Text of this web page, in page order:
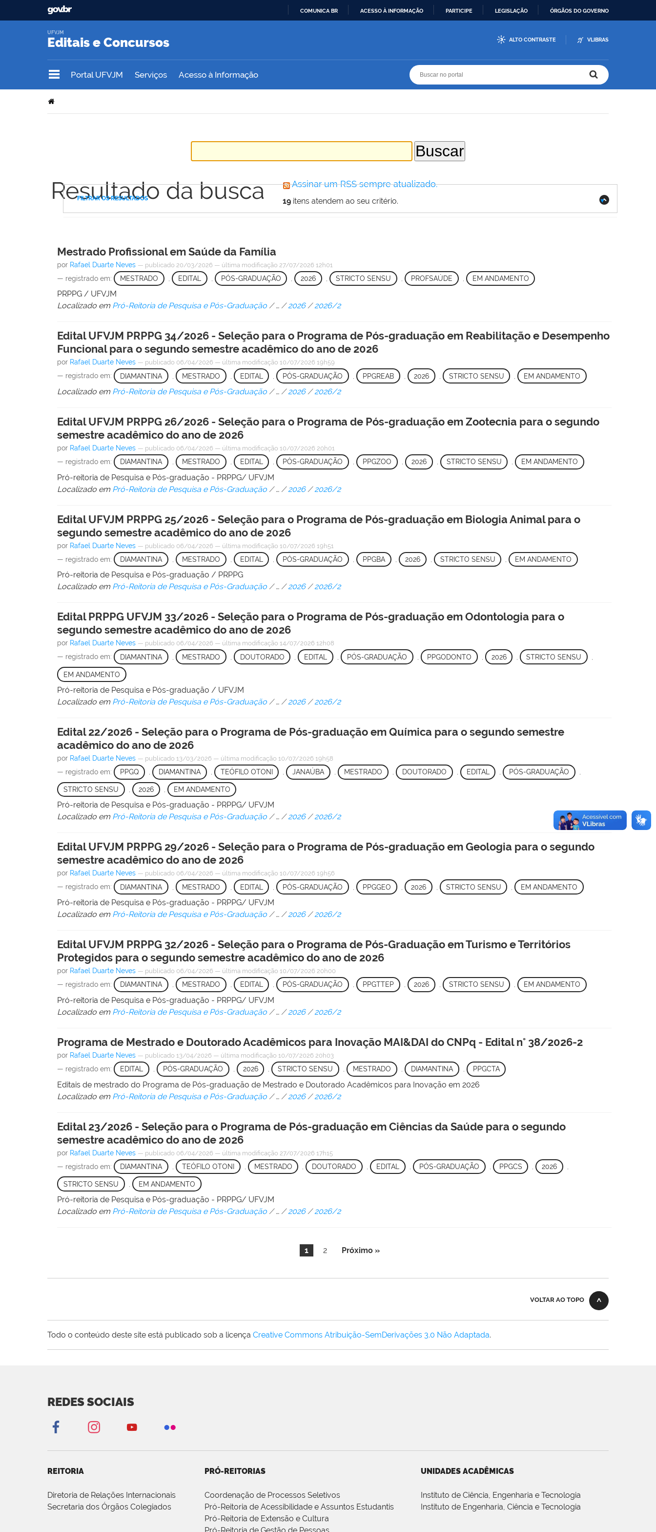
COMUNICA BR ACESSO À INFORMAÇÃO PARTICIPE LEGISLAÇÃO ÓRGÃOS DO GOVERNO
Editais e Concursos
UFVJM
ALTO CONTRASTE VLIBRAS
Portal UFVJM Serviços Acesso à Informação
Resultado da busca Assinar um RSS sempre atualizado.
19itens atendem ao seu critério.
FILTRAR OS RESULTADOS
Mestrado Profissional em Saúde da Família
por Rafael Duarte Neves — publicado 20/03/2026 — última modificação 27/07/2026 12h01
— registrado em: MESTRADO EDITAL PÓS-GRADUAÇÃO , 2026 , STRICTO SENSU PROFSAÚDE EM ANDAMENTO
PRPPG / UFVJM
Localizado em Pró-Reitoria de Pesquisa e Pós-Graduação /…/2026 /2026/2
Edital UFVJM PRPPG 34/2026 - Seleção para o Programa de Pós-graduação em Reabilitação e Desempenho
Funcional para o segundo semestre acadêmico do ano de 2026
por Rafael Duarte Neves — publicado 06/04/2026 — última modificação 10/07/2026 19h59
— registrado em: DIAMANTINA MESTRADO EDITAL , PÓS-GRADUAÇÃO , PPGREAB 2026 STRICTO SENSU , EM ANDAMENTO
Localizado em Pró-Reitoria de Pesquisa e Pós-Graduação /…/2026 /2026/2
Edital UFVJM PRPPG 26/2026 - Seleção para o Programa de Pós-graduação em Zootecnia para o segundo
semestre acadêmico do ano de 2026
por Rafael Duarte Neves — publicado 06/04/2026 — última modificação 10/07/2026 20h01
— registrado em: DIAMANTINA , MESTRADO , EDITAL , PÓS-GRADUAÇÃO , PPGZOO , 2026 , STRICTO SENSU , EM ANDAMENTO
Pró-reitoria de Pesquisa e Pós-graduação - PRPPG/ UFVJM
Localizado em Pró-Reitoria de Pesquisa e Pós-Graduação /… /2026 /2026/2
Edital UFVJM PRPPG 25/2026 - Seleção para o Programa de Pós-graduação em Biologia Animal para o
segundo semestre acadêmico do ano de 2026
por Rafael Duarte Neves — publicado 06/04/2026 — última modificação 10/07/2026 19h51
— registrado em: DIAMANTINA MESTRADO EDITAL , PÓS-GRADUAÇÃO , PPGBA 2026 STRICTO SENSU , EM ANDAMENTO
Pró-reitoria de Pesquisa e Pós-graduação / PRPPG
Localizado em Pró-Reitoria de Pesquisa e Pós-Graduação /…/2026 /2026/2
Edital PRPPG UFVJM 33/2026 - Seleção para o Programa de Pós-graduação em Odontologia para o
segundo semestre acadêmico do ano de 2026
por Rafael Duarte Neves — publicado 06/04/2026 — última modificação 14/07/2026 12h08
— registrado em: DIAMANTINA MESTRADO DOUTORADO , EDITAL , PÓS-GRADUAÇÃO PPGODONTO 2026 , STRICTO SENSU
EM ANDAMENTO
Pró-reitoria de Pesquisa e Pós-graduação / UFVJM
Localizado em Pró-Reitoria de Pesquisa e Pós-Graduação /…/2026 /2026/2
Edital 22/2026 - Seleção para o Programa de Pós-graduação em Química para o segundo semestre
acadêmico do ano de 2026
por Rafael Duarte Neves — publicado 13/03/2026 — última modificação 10/07/2026 19h58
— registrado em: PPGQ , DIAMANTINA , TEÓFILO OTONI , JANAÚBA , MESTRADO , DOUTORADO , EDITAL , PÓS-GRADUAÇÃO ,
STRICTO SENSU 2026 EM ANDAMENTO
Pró-reitoria de Pesquisa e Pós-graduação - PRPPG/ UFVJM
Localizado em Pró-Reitoria de Pesquisa e Pós-Graduação /…/2026 /2026/2
Edital UFVJM PRPPG 29/2026 - Seleção para o Programa de Pós-graduação em Geologia para o segundo
semestre acadêmico do ano de 2026
por Rafael Duarte Neves — publicado 06/04/2026 — última modificação 10/07/2026 19h56
— registrado em: DIAMANTINA MESTRADO EDITAL , PÓS-GRADUAÇÃO , PPGGEO 2026 STRICTO SENSU , EM ANDAMENTO
Pró-reitoria de Pesquisa e Pós-graduação - PRPPG/ UFVJM
Localizado em Pró-Reitoria de Pesquisa e Pós-Graduação /…/2026 /2026/2
Edital UFVJM PRPPG 32/2026 - Seleção para o Programa de Pós-Graduação em Turismo e Territórios
Protegidos para o segundo semestre acadêmico do ano de 2026
por Rafael Duarte Neves — publicado 06/04/2026 — última modificação 10/07/2026 20h00
— registrado em: DIAMANTINA , MESTRADO , EDITAL , PÓS-GRADUAÇÃO , PPGTTEP , 2026 , STRICTO SENSU , EM ANDAMENTO
Pró-reitoria de Pesquisa e Pós-graduação - PRPPG/ UFVJM
Localizado em Pró-Reitoria de Pesquisa e Pós-Graduação /… /2026 /2026/2
Programa de Mestrado e Doutorado Acadêmicos para Inovação MAI&DAI do CNPq - Edital n° 38/2026-2
por Rafael Duarte Neves — publicado 13/04/2026 — última modificação 10/07/2026 20h03
— registrado em: EDITAL PÓS-GRADUAÇÃO 2026 , STRICTO SENSU , MESTRADO DIAMANTINA PPGCTA
Editais de mestrado do Programa de Pós-graduação de Mestrado e Doutorado Acadêmicos para Inovação em 2026
Localizado em Pró-Reitoria de Pesquisa e Pós-Graduação /… /2026 /2026/2
Edital 23/2026 - Seleção para o Programa de Pós-graduação em Ciências da Saúde para o segundo
semestre acadêmico do ano de 2026
por Rafael Duarte Neves — publicado 06/04/2026 — última modificação 27/07/2026 17h15
— registrado em: DIAMANTINA TEÓFILO OTONI MESTRADO , DOUTORADO , EDITAL PÓS-GRADUAÇÃO PPGCS , 2026
STRICTO SENSU EM ANDAMENTO
Pró-reitoria de Pesquisa e Pós-graduação - PRPPG/ UFVJM
Localizado em Pró-Reitoria de Pesquisa e Pós-Graduação /…/2026 /2026/2
1 2 Próximo »
VOLTAR AO TOPO
Todo o conteúdo deste site está publicado sob a licença Creative Commons Atribuição-SemDerivações 3.0 Não Adaptada.
REDES SOCIAIS
REITORIA
Diretoria de Relações Internacionais
Secretaria dos Órgãos Colegiados
PRÓ-REITORIAS
Coordenação de Processos Seletivos
Pró-Reitoria de Acessibilidade e Assuntos Estudantis
Pró-Reitoria de Extensão e Cultura
UNIDADES ACADÊMICAS
Instituto de Ciência, Engenharia e Tecnologia
Instituto de Engenharia, Ciência e Tecnologia